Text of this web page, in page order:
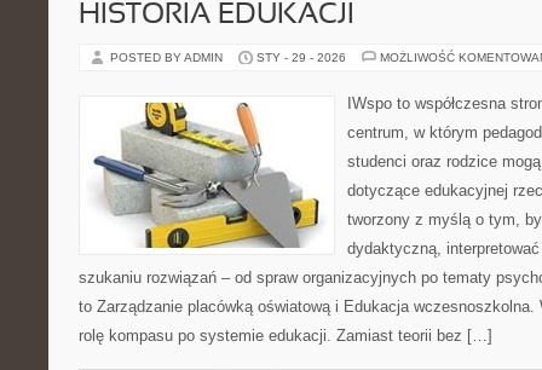
HISTORIA EDUKACJI
POSTED BY ADMIN STY - 29 - 2026 MOŻLIWOŚĆ
IWspo to współczesna
centrum, w którym
studenci oraz rodzice
dotyczące edukacyjnej
tworzony z myślą o tym,
dydaktyczną,
szukaniu rozwiązań – od spraw organizacyjnych po tematy
to Zarządzanie placówką oświatową i Edukacja wczesnoszkolna.
rolę kompasu po systemie edukacji. Zamiast teorii bez […]